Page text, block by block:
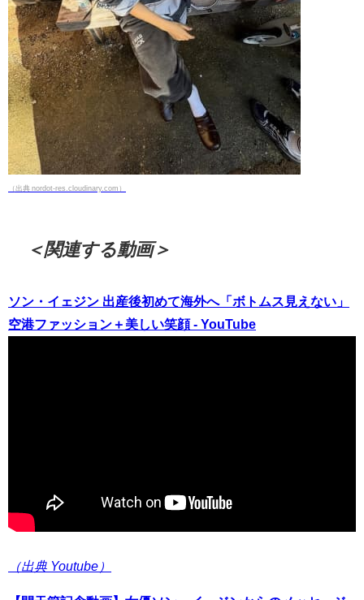
（出典 nordot-res.cloudinary.com）
＜関連する動画＞
ソン・イェジン 出産後初めて海外へ「ボトムス見えない」
空港ファッション＋美しい笑顔 - YouTube
（出典 Youtube）